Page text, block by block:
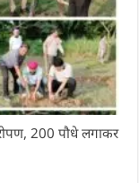
200 पौधे लगाकर